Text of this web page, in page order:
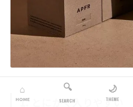
1. とにかく入りやすい
⌂
HOME
🔍
SEARCH
🌙
THEME